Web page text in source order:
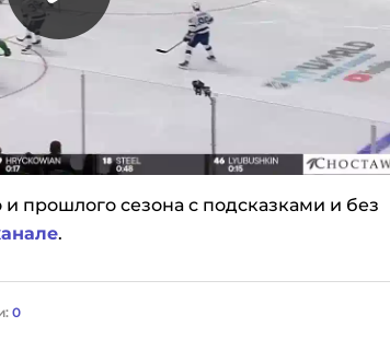
прошлого сезона с подсказками и без
.
0